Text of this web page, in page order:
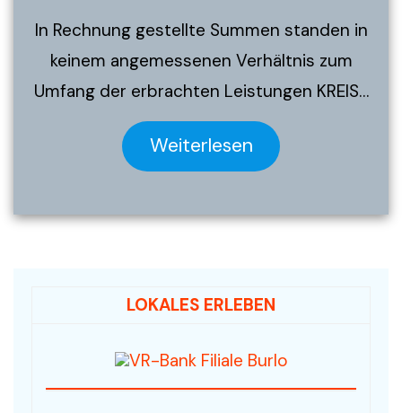
In Rechnung gestellte Summen standen in
keinem angemessenen Verhältnis zum
Umfang der erbrachten Leistungen KREIS…
Weiterlesen
LOKALES ERLEBEN